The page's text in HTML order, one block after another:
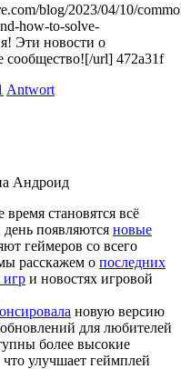
blog/2023/04/10/
how-to-solve-
Эти новости о
сообщество![/url] 472a31f
Antwort
Андроид
время становятся всё
появляются новые
геймеров со всего
расскажем о последних
игр и новостях игровой
новую версию
для любителей
более высокие
улучшает геймплей